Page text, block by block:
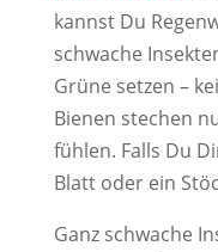
kannst Du
schwache
Grüne setzen –
Bienen stechen
fühlen. Falls Du
Blatt oder ein
Ganz schwache